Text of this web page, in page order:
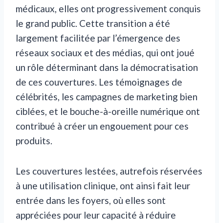
médicaux, elles ont progressivement conquis
le grand public. Cette transition a été
largement facilitée par l’émergence des
réseaux sociaux et des médias, qui ont joué
un rôle déterminant dans la démocratisation
de ces couvertures. Les témoignages de
célébrités, les campagnes de marketing bien
ciblées, et le bouche-à-oreille numérique ont
contribué à créer un engouement pour ces
produits.
Les couvertures lestées, autrefois réservées
à une utilisation clinique, ont ainsi fait leur
entrée dans les foyers, où elles sont
appréciées pour leur capacité à réduire